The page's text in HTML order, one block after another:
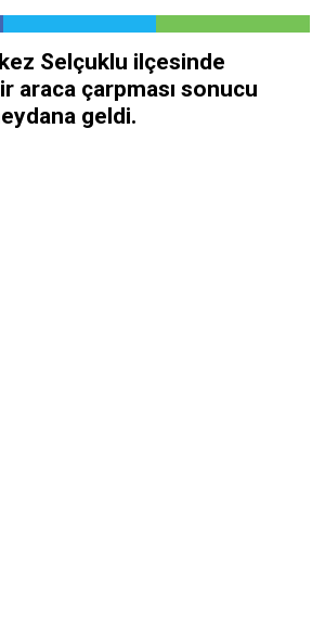
Selçuklu ilçesinde
araca çarpması sonucu
geldi.